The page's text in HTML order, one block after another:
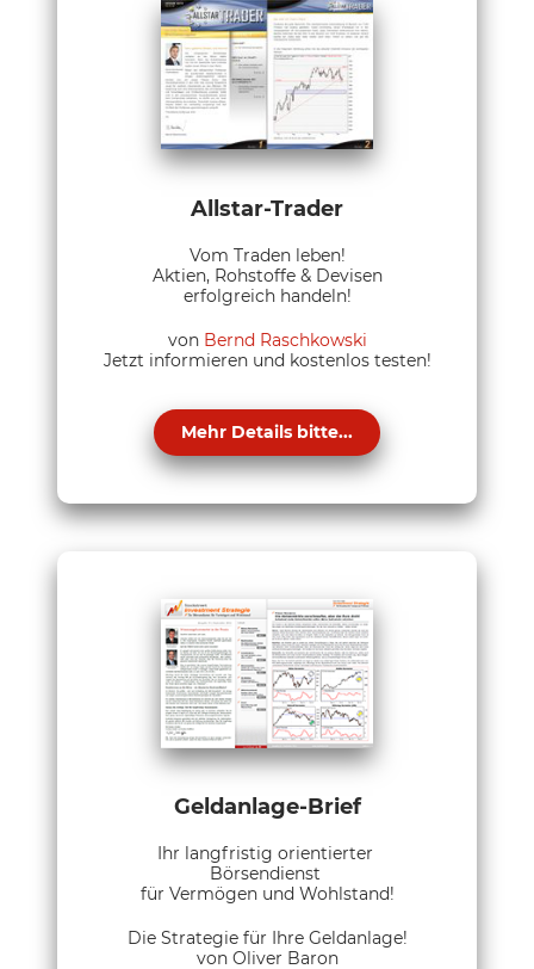
Allstar-Trader
Vom Traden leben!
Aktien, Rohstoffe & Devisen
erfolgreich handeln!
von Bernd Raschkowski
Jetzt informieren und kostenlos testen!
Mehr Details bitte...
Geldanlage-Brief
Ihr langfristig orientierter
Börsendienst
für Vermögen und Wohlstand!
Die Strategie für Ihre Geldanlage!
von Oliver Baron